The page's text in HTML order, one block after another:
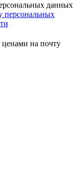
данных
персональных
на почту